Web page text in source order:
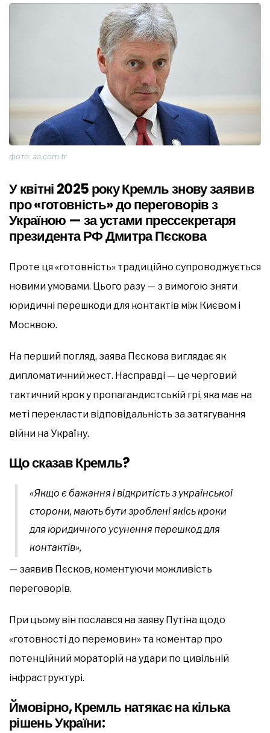
фото: aa.com.tr
У квітні 2025 року Кремль знову заявив
про «готовність» до переговорів з
Україною — за устами прессекретаря
президента РФ Дмитра Пєскова
Проте ця «готовність» традиційно супроводжується
новими умовами. Цього разу — з вимогою зняти
юридичні перешкоди для контактів між Києвом і
Москвою.
На перший погляд, заява Пєскова виглядає як
дипломатичний жест. Насправді — це черговий
тактичний крок у пропагандистській грі, яка має на
меті перекласти відповідальність за затягування
війни на Україну.
Що сказав Кремль?
«Якщо є бажання і відкритість з української
сторони, мають бути зроблені якісь кроки
для юридичного усунення перешкод для
контактів»,
— заявив Пєсков, коментуючи можливість
переговорів.
При цьому він послався на заяву Путіна щодо
«готовності до перемовин» та коментар про
потенційний мораторій на удари по цивільній
інфраструктурі.
Ймовірно, Кремль натякає на кілька
рішень України: